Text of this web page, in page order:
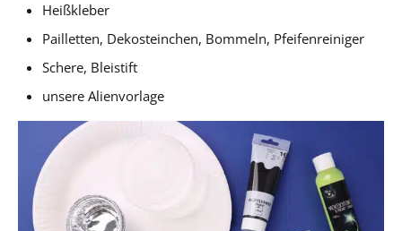
Heißkleber
Pailletten, Dekosteinchen, Bommeln, Pfeifenreiniger
Schere, Bleistift
unsere Alienvorlage